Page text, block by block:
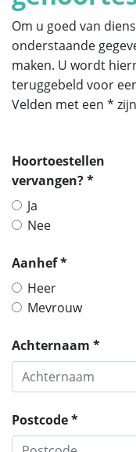
Om u goed van
onderstaande
maken. U wordt
teruggebeld voor
Velden met een *
Hoortoestellen
vervangen? *
Ja
Nee
Aanhef *
Heer
Mevrouw
Achternaam *
Postcode *